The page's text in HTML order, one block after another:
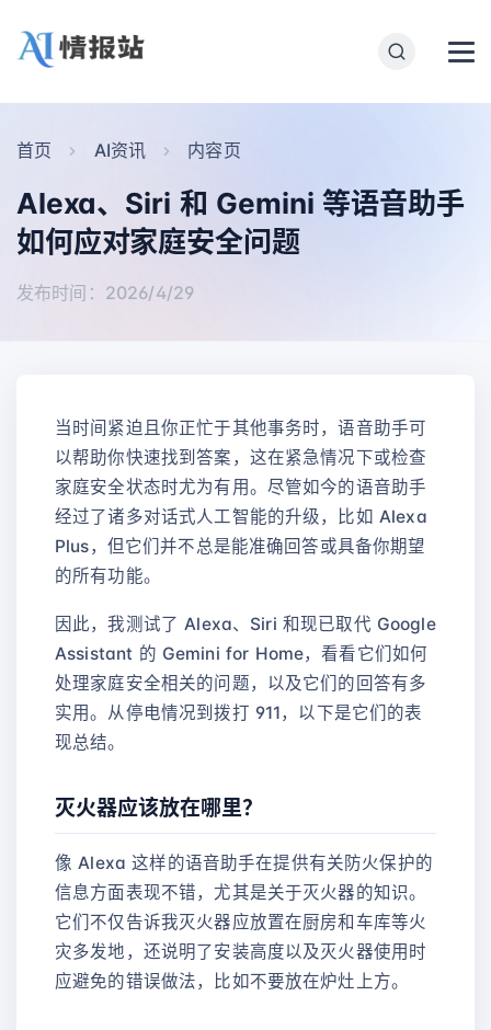
首页 AI资讯 内容页
Alexa、Siri 和 Gemini 等语音助手
如何应对家庭安全问题
发布时间：2026/4/29
当时间紧迫且你正忙于其他事务时，语音助手可
以帮助你快速找到答案，这在紧急情况下或检查
家庭安全状态时尤为有用。尽管如今的语音助手
经过了诸多对话式人工智能的升级，比如 Alexa
Plus，但它们并不总是能准确回答或具备你期望
的所有功能。
因此，我测试了 Alexa、Siri 和现已取代 Google
Assistant 的 Gemini for Home，看看它们如何
处理家庭安全相关的问题，以及它们的回答有多
实用。从停电情况到拨打 911，以下是它们的表
现总结。
灭火器应该放在哪里？
像 Alexa 这样的语音助手在提供有关防火保护的
信息方面表现不错，尤其是关于灭火器的知识。
它们不仅告诉我灭火器应放置在厨房和车库等火
灾多发地，还说明了安装高度以及灭火器使用时
应避免的错误做法，比如不要放在炉灶上方。